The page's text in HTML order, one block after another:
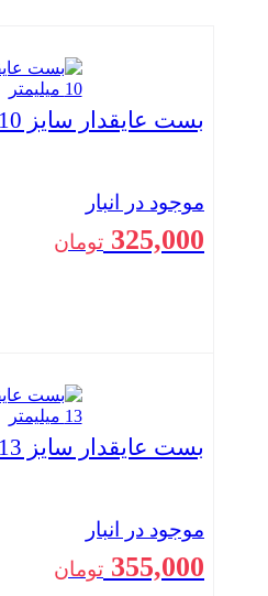
بست عایقدار سایز 10
موجود در انبار
325,000 تومان
بست عایقدار سایز 13
موجود در انبار
355,000 تومان